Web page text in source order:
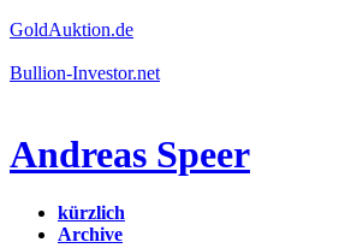
GoldAuktion.de
Bullion-Investor.net
Andreas Speer
kürzlich
Archive